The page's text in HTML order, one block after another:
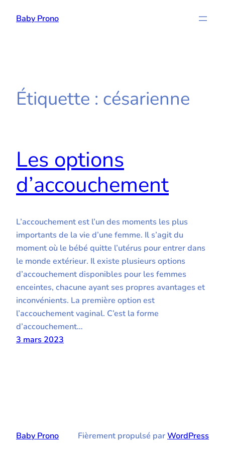
Baby Prono
Étiquette : césarienne
Les options
d’accouchement
L’accouchement est l’un des moments les plus
importants de la vie d’une femme. Il s’agit du
moment où le bébé quitte l’utérus pour entrer dans
le monde extérieur. Il existe plusieurs options
d’accouchement disponibles pour les femmes
enceintes, chacune ayant ses propres avantages et
inconvénients. La première option est
l’accouchement vaginal. C’est la forme
d’accouchement…
3 mars 2023
Baby Prono Fièrement propulsé parWordPress